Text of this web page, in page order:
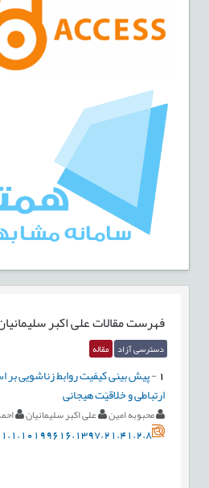
فهرست مقالاتعلی اکبر سلیمانیان
دسترسی آزاد مقاله
-پیش بینی کیفیت روابط زناشویی بر
ارتباطی و خلاقیّت هیجانی
محبوبه امین علی اکبر سلیمانیان